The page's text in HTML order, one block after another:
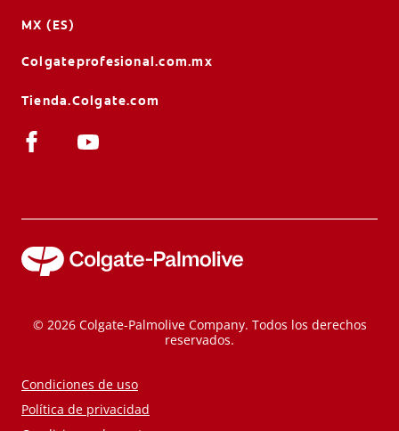
MX (ES)
Colgateprofesional.com.mx
Tienda.Colgate.com
© 2026 Colgate-Palmolive Company. Todos los derechos
reservados.
Condiciones de uso
Política de privacidad